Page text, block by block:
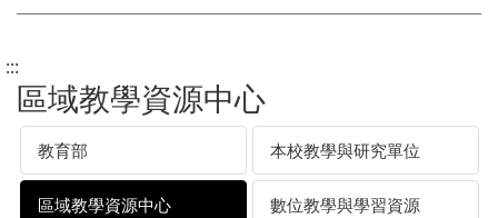
:::
區域教學資源中心
教育部 本校教學與研究單位
區域教學資源中心 數位教學與學習資源